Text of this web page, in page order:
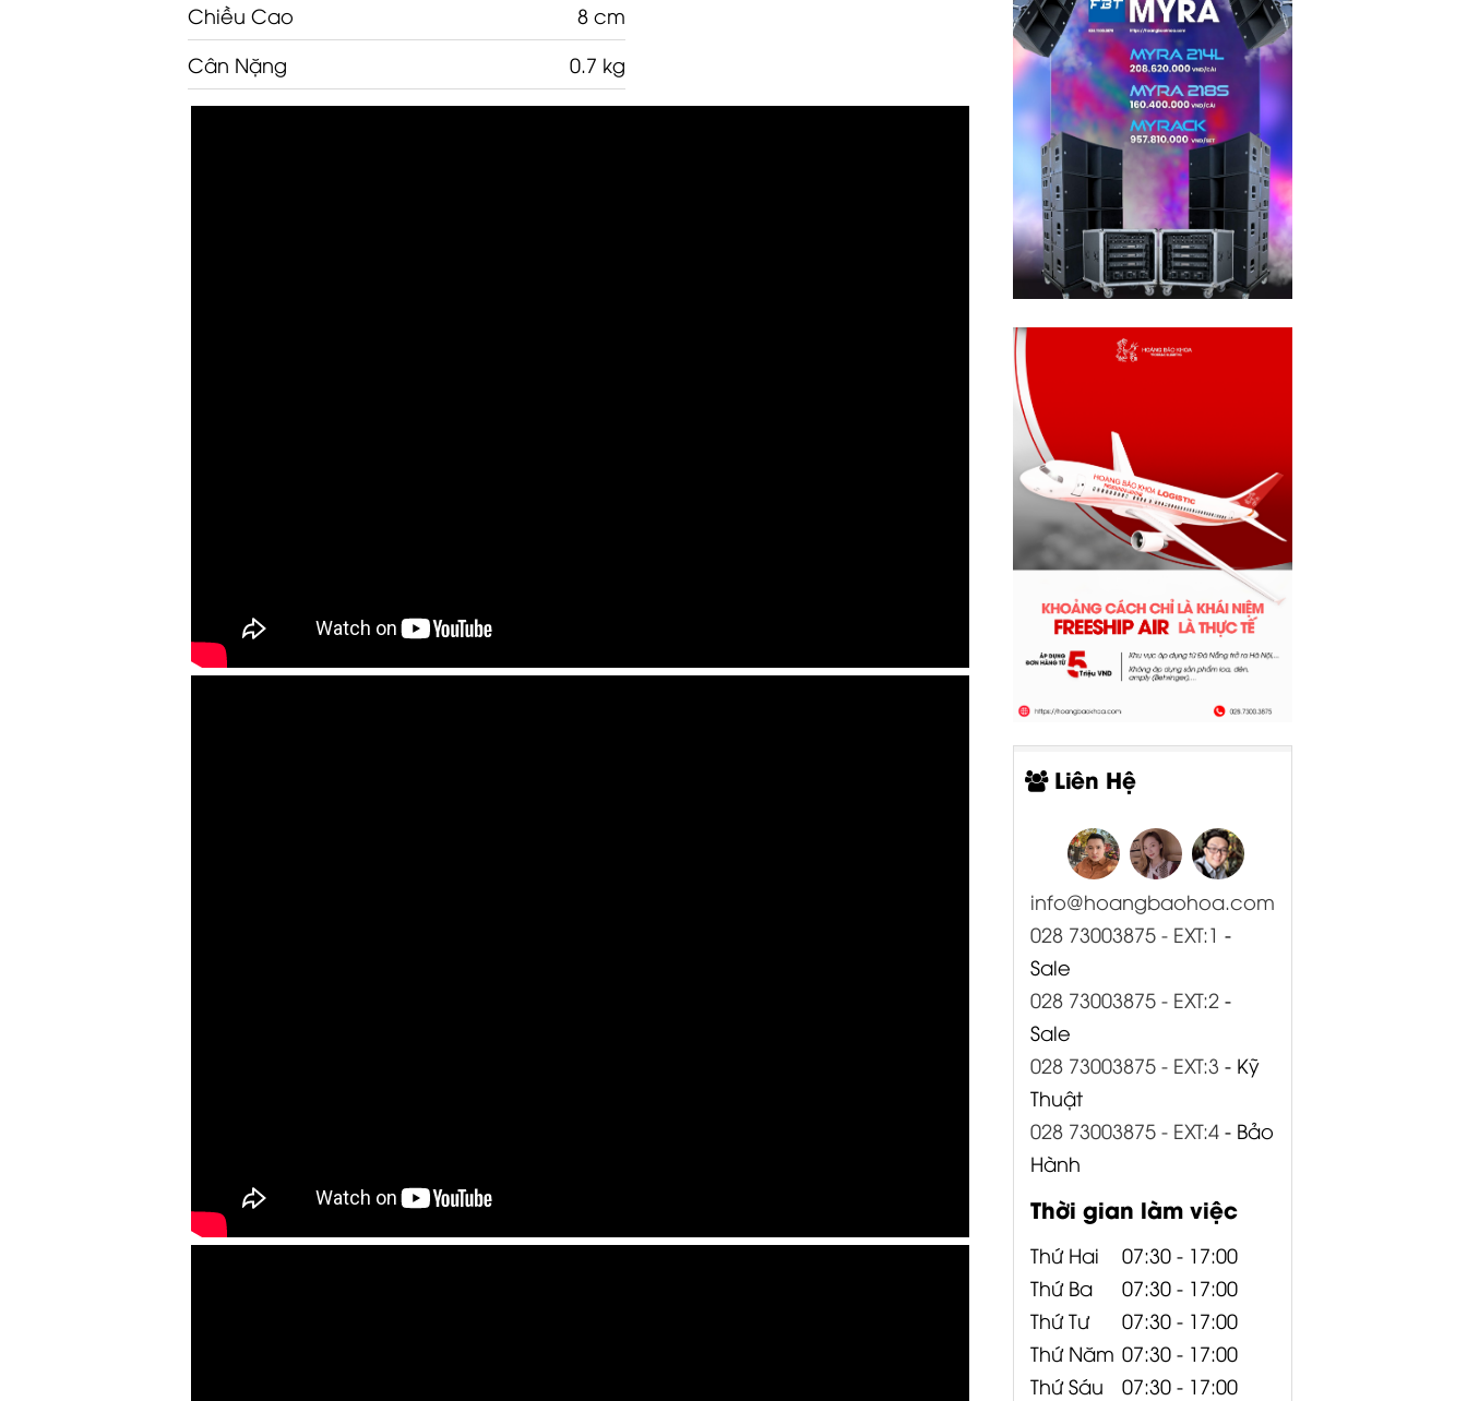
Chiều Cao
8 cm
Cân Nặng
0.7 kg
Liên Hệ
info@hoangbaohoa.com
028 73003875 - EXT:1 -
Sale
028 73003875 - EXT:2 -
Sale
028 73003875 - EXT:3 - Kỹ
Thuật
028 73003875 - EXT:4 - Bảo
Hành
Thời gian làm việc
Thứ Hai
07:30 - 17:00
Thứ Ba
07:30 - 17:00
Thứ Tư
07:30 - 17:00
Thứ Năm 07:30 - 17:00
Thứ Sáu
07:30 - 17:00